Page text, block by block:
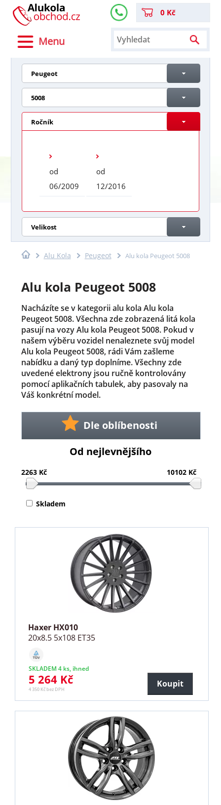
Menu
0 Kč
Peugeot
5008
Ročník
od
06/2009
od
12/2016
Velikost
Alu Kola Peugeot Alu kola Peugeot 5008
Alu kola Peugeot 5008
Nacházíte se v kategorii alu kola Alu kola
Peugeot 5008. Všechna zde zobrazená litá kola
pasují na vozy Alu kola Peugeot 5008. Pokud v
našem výběru vozidel nenaleznete svůj model
Alu kola Peugeot 5008, rádi Vám zašleme
nabídku a daný typ doplníme. Všechny zde
uvedené elektrony jsou ručně kontrolovány
pomocí aplikačních tabulek, aby pasovaly na
Váš konkrétní model.
Dle oblíbenosti
Od nejlevnějšího
2263 Kč 10102 Kč
Skladem
Haxer HX010
20x8.5 5x108 ET35
SKLADEM 4 ks, ihned
5 264 Kč
4 350 Kč bez DPH
Koupit